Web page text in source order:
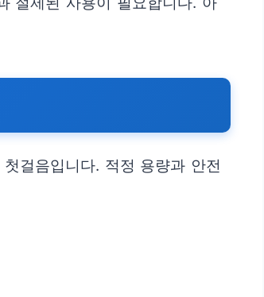
걸음입니다. 적정 용량과 안전